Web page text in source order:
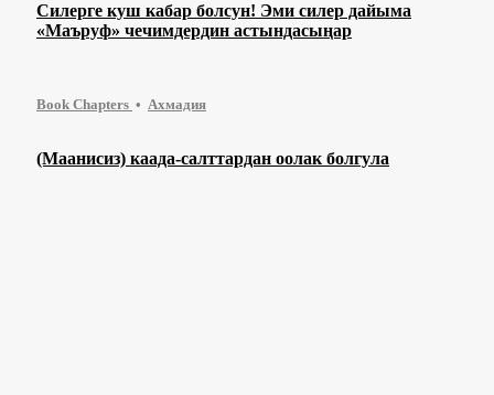
Силерге куш кабар болсун! Эми силер дайыма
«Маъруф» чечимдердин астындасыңар
Book Chapters Ахмадия
(Маанисиз) каада-салттардан оолак болгула